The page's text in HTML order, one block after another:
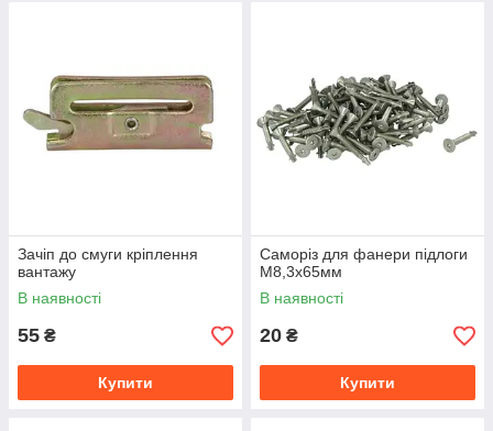
Зачіп до смуги кріплення
вантажу
В наявності
55 ₴
Купити
Саморіз для фанери підлоги
М8,3x65мм
В наявності
20 ₴
Купити